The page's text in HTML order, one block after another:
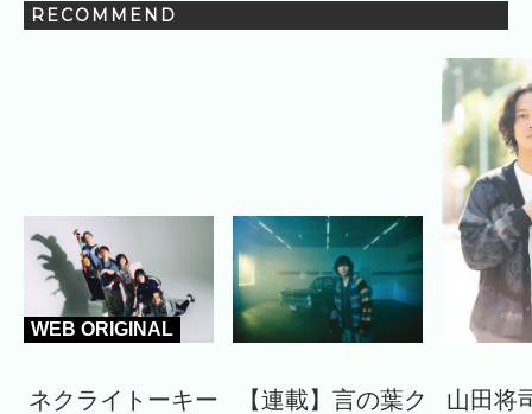
RECOMMEND
WEB ORIGINAL
ネクライトーキー
【連載】言の葉ク
山田将